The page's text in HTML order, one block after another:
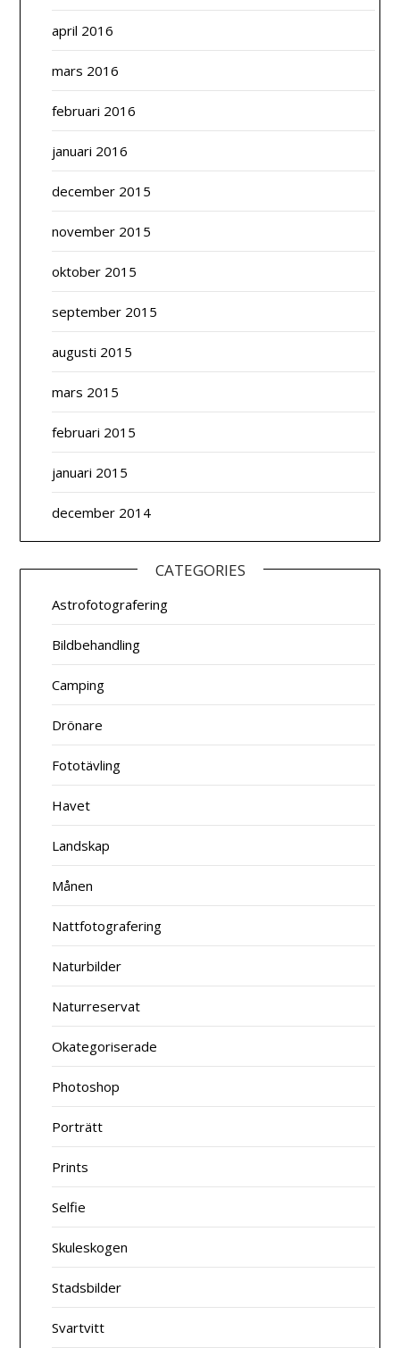
april 2016
mars 2016
februari 2016
januari 2016
december 2015
november 2015
oktober 2015
september 2015
augusti 2015
mars 2015
februari 2015
januari 2015
december 2014
CATEGORIES
Astrofotografering
Bildbehandling
Camping
Drönare
Fototävling
Havet
Landskap
Månen
Nattfotografering
Naturbilder
Naturreservat
Okategoriserade
Photoshop
Porträtt
Prints
Selfie
Skuleskogen
Stadsbilder
Svartvitt